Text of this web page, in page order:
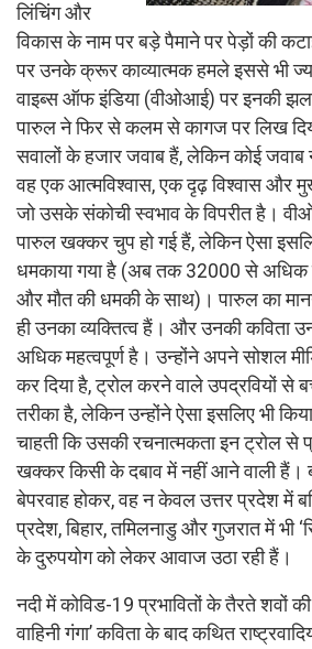
लिंचिंग और
विकास के नाम पर बड़े पैमाने पर पेड़ों की
पर उनके क्रूर काव्यात्मक हमले इससे भी
वाइब्स ऑफ इंडिया (वीओआई) पर इनकी
पारुल ने फिर से कलम से कागज पर लिख
सवालों के हजार जवाब हैं, लेकिन कोई जवाब
वह एक आत्मविश्वास, एक दृढ़ विश्वास और
जो उसके संकोची स्वभाव के विपरीत है।
पारुल खक्कर चुप हो गई हैं, लेकिन ऐसा
धमकाया गया है (अब तक 32000 से अधिक
और मौत की धमकी के साथ)। पारुल का
ही उनका व्यक्तित्व हैं। और उनकी कविता
अधिक महत्वपूर्ण है। उन्होंने अपने सोशल
कर दिया है, ट्रोल करने वाले उपद्रवियों से
तरीका है, लेकिन उन्होंने ऐसा इसलिए भी
चाहती कि उसकी रचनात्मकता इन ट्रोल से
खक्कर किसी के दबाव में नहीं आने वाली हैं।
बेपरवाह होकर, वह न केवल उत्तर प्रदेश में
प्रदेश, बिहार, तमिलनाडु और गुजरात में भी
के दुरुपयोग को लेकर आवाज उठा रही हैं।
नदी में कोविड-19 प्रभावितों के तैरते शवों
वाहिनी गंगा’ कविता के बाद कथित